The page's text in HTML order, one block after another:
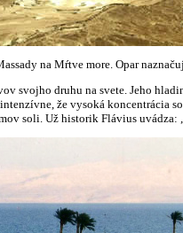
na Mŕtve more. Opar
svojho druhu na svete. Jeho
že vysoká koncentrácia
soli. Už historik Flávius